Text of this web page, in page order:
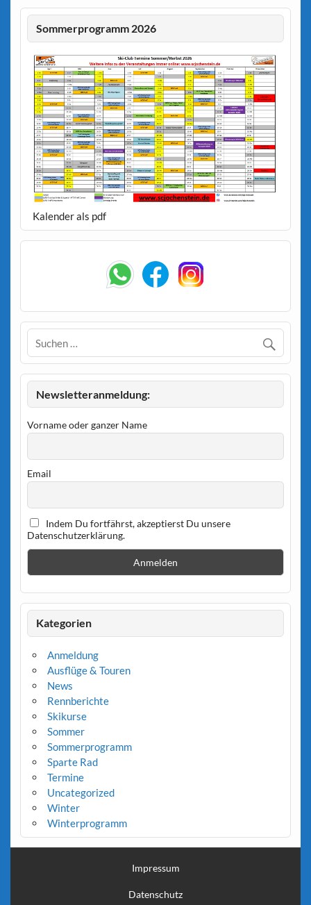
Sommerprogramm 2026
Kalender als pdf
Newsletteranmeldung:
Vorname oder ganzer Name
Email
Indem Du fortfährst, akzeptierst Du unsere
Datenschutzerklärung.
Kategorien
Anmeldung
Ausflüge & Touren
News
Rennberichte
Skikurse
Sommer
Sommerprogramm
Sparte Rad
Termine
Uncategorized
Winter
Winterprogramm
Impressum
Datenschutz